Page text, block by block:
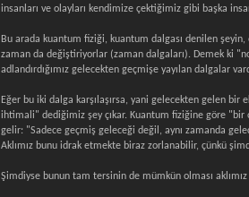
insanları ve olayları kendimize çektiğimiz gibi başka
Bu arada kuantum fiziği, kuantum dalgası denilen şeyin,
zaman da değiştiriyorlar (zaman dalgaları). Demek ki
adlandırdığımız gelecekten geçmişe yayılan dalgalar
Eğer bu iki dalga karşılaşırsa, yani gelecekten gelen
ihtimali" dediğimiz şey çıkar. Kuantum fiziğine göre "bir
gelir: "Sadece geçmiş geleceği değil, aynı zamanda
Aklımız bunu idrak etmekte biraz zorlanabilir, çünkü
Şimdiyse bunun tam tersinin de mümkün olması aklımız